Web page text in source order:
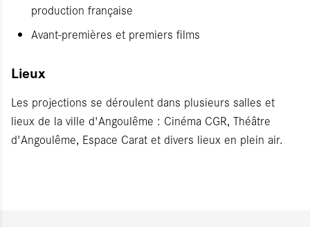
production française
Avant-premières et premiers films
Lieux
Les projections se déroulent dans plusieurs salles et
lieux de la ville d'Angoulême : Cinéma CGR, Théâtre
d'Angoulême, Espace Carat et divers lieux en plein air.